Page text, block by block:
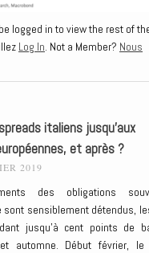
logged in to view the rest of
Log In. Not a Member? Nous
italiens jusqu’aux
et après ?
2019
des obligations
sont sensiblement détendus,
jusqu’à cent points de
automne. Début février, le